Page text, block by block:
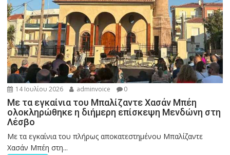
14 Ιουλίου 2026 adminvoice 0
Με τα εγκαίνια του Μπαλίζαντε Χασάν Μπέη
ολοκληρώθηκε η διήμερη επίσκεψη Μενδώνη στη
Λέσβο
Με τα εγκαίνια του πλήρως αποκατεστημένου Μπαλίζαντε
Χασάν Μπέη στη...